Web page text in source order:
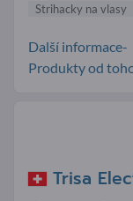
Strihacky na vlasy
Další informace-
Produkty od
Trisa